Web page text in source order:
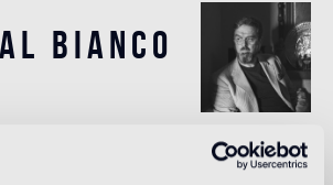
bianco
y diseñador, creó su propio
en 1993 para trabajar en la restauración